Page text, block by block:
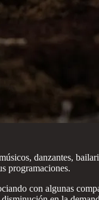
danzantes,
programaciones.
con algunas